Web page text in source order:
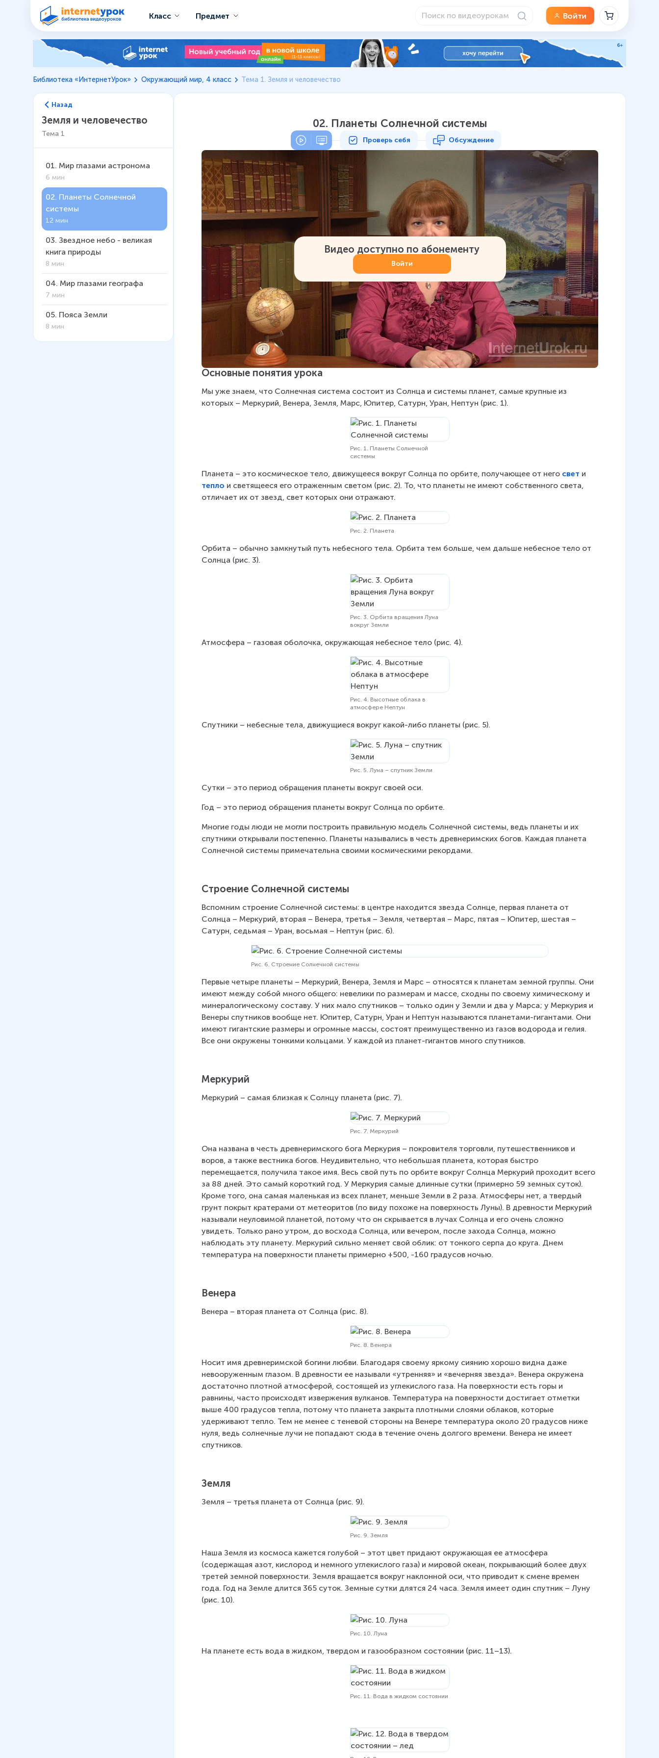
Класс Предмет Войти
Библиотека «ИнтернетУрок» Окружающий мир, 4 класс Тема 1. Земля и человечество
Назад
Земля и человечество
Тема 1
01. Мир глазами астронома
6 мин
02. Планеты Солнечной
системы
12 мин
03. Звездное небо - великая
книга природы
8 мин
04. Мир глазами географа
7 мин
05. Пояса Земли
8 мин
02. Планеты Солнечной системы
Проверь себя Обсуждение
Видео доступно по абонементу
Войти
Основные понятия урока
Мы уже знаем, что Солнечная система состоит из Солнца и системы планет, самые крупные из
которых – Меркурий, Венера, Земля, Марс, Юпитер, Сатурн, Уран, Нептун (рис. 1).
Рис. 1. Планеты Солнечной
системы
Планета – это космическое тело, движущееся вокруг Солнца по орбите, получающее от него свет и
тепло и светящееся его отраженным светом (рис. 2). То, что планеты не имеют собственного света,
отличает их от звезд, свет которых они отражают.
Рис. 2. Планета
Орбита – обычно замкнутый путь небесного тела. Орбита тем больше, чем дальше небесное тело от
Солнца (рис. 3).
Рис. 3. Орбита вращения Луна
вокруг Земли
Атмосфера – газовая оболочка, окружающая небесное тело (рис. 4).
Рис. 4. Высотные облака в
атмосфере Нептун
Спутники – небесные тела, движущиеся вокруг какой-либо планеты (рис. 5).
Рис. 5. Луна – спутник Земли
Сутки – это период обращения планеты вокруг своей оси.
Год – это период обращения планеты вокруг Солнца по орбите.
Многие годы люди не могли построить правильную модель Солнечной системы, ведь планеты и их
спутники открывали постепенно. Планеты назывались в честь древнеримских богов. Каждая планета
Солнечной системы примечательна своими космическими рекордами.
Строение Солнечной системы
Вспомним строение Солнечной системы: в центре находится звезда Солнце, первая планета от
Солнца – Меркурий, вторая – Венера, третья – Земля, четвертая – Марс, пятая – Юпитер, шестая –
Сатурн, седьмая – Уран, восьмая – Нептун (рис. 6).
Рис. 6. Строение Солнечной системы
Первые четыре планеты – Меркурий, Венера, Земля и Марс – относятся к планетам земной группы. Они
имеют между собой много общего: невелики по размерам и массе, сходны по своему химическому и
минералогическому составу. У них мало спутников – только один у Земли и два у Марса; у Меркурия и
Венеры спутников вообще нет. Юпитер, Сатурн, Уран и Нептун называются планетами-гигантами. Они
имеют гигантские размеры и огромные массы, состоят преимущественно из газов водорода и гелия.
Все они окружены тонкими кольцами. У каждой из планет-гигантов много спутников.
Меркурий
Меркурий – самая близкая к Солнцу планета (рис. 7).
Рис. 7. Меркурий
Она названа в честь древнеримского бога Меркурия – покровителя торговли, путешественников и
воров, а также вестника богов. Неудивительно, что небольшая планета, которая быстро
перемещается, получила такое имя. Весь свой путь по орбите вокруг Солнца Меркурий проходит всего
за 88 дней. Это самый короткий год. У Меркурия самые длинные сутки (примерно 59 земных суток).
Кроме того, она самая маленькая из всех планет, меньше Земли в 2 раза. Атмосферы нет, а твердый
грунт покрыт кратерами от метеоритов (по виду похоже на поверхность Луны). В древности Меркурий
называли неуловимой планетой, потому что он скрывается в лучах Солнца и его очень сложно
увидеть. Только рано утром, до восхода Солнца, или вечером, после захода Солнца, можно
наблюдать эту планету. Меркурий сильно меняет свой облик: от тонкого серпа до круга. Днем
температура на поверхности планеты примерно +500, -160 градусов ночью.
Венера
Венера – вторая планета от Солнца (рис. 8).
Рис. 8. Венера
Носит имя древнеримской богини любви. Благодаря своему яркому сиянию хорошо видна даже
невооруженным глазом. В древности ее называли «утренняя» и «вечерняя звезда». Венера окружена
достаточно плотной атмосферой, состоящей из углекислого газа. На поверхности есть горы и
равнины, часто происходят извержения вулканов. Температура на поверхности достигает отметки
выше 400 градусов тепла, потому что планета закрыта плотными слоями облаков, которые
удерживают тепло. Тем не менее с теневой стороны на Венере температура около 20 градусов ниже
нуля, ведь солнечные лучи не попадают сюда в течение очень долгого времени. Венера не имеет
спутников.
Земля
Земля – третья планета от Солнца (рис. 9).
Рис. 9. Земля
Наша Земля из космоса кажется голубой – этот цвет придают окружающая ее атмосфера
(содержащая азот, кислород и немного углекислого газа) и мировой океан, покрывающий более двух
третей земной поверхности. Земля вращается вокруг наклонной оси, что приводит к смене времен
года. Год на Земле длится 365 суток. Земные сутки длятся 24 часа. Земля имеет один спутник – Луну
(рис. 10).
Рис. 10. Луна
На планете есть вода в жидком, твердом и газообразном состоянии (рис. 11–13).
Рис. 11. Вода в жидком состоянии